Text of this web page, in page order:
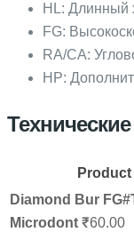
HL: Длинный
FG:
RA/CA:
HP:
Product
Diamond Bur
Microdont ₹60.00